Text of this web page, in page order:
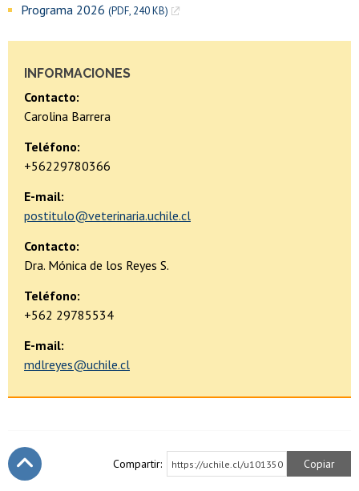
Programa 2026 (PDF, 240 KB)
INFORMACIONES
Contacto:
Carolina Barrera
Teléfono:
+56229780366
E-mail:
postitulo@veterinaria.uchile.cl
Contacto:
Dra. Mónica de los Reyes S.
Teléfono:
+562 29785534
E-mail:
mdlreyes@uchile.cl
Compartir: https://uchile.cl/u101350 Copiar